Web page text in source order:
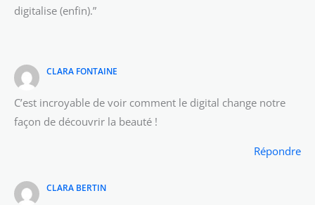
digitalise (enfin).”
CLARA FONTAINE
C’est incroyable de voir comment le digital change notre
façon de découvrir la beauté !
Répondre
CLARA BERTIN